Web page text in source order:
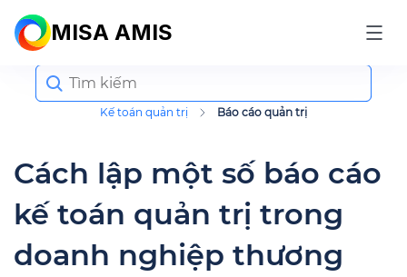
MISA AMIS
Kế toán quản trị Báo cáo quản trị
Search
for:
Cách lập một số báo cáo
kế toán quản trị trong
doanh nghiệp thương